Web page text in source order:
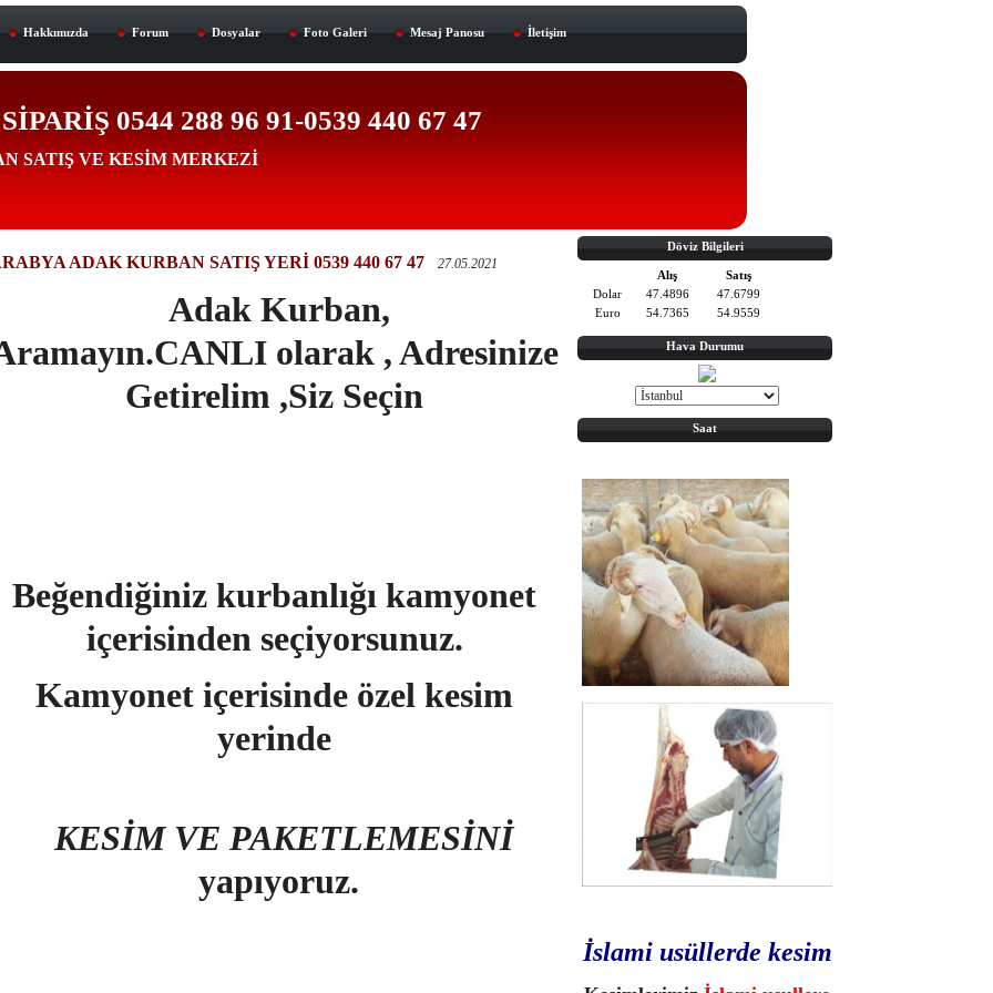
Hakkımızda Forum Dosyalar Foto Galeri Mesaj Panosu İletişim
0544 288 96 91-0539 440 67 47
SATIŞ VE KESİM MERKEZİ
ADAK KURBAN SATIŞ YERİ 0539 440 67 47 27.05.2021
Adak Kurban,
olarak , Adresinize
Getirelim ,Siz Seçin
Beğendiğiniz kurbanlığı kamyonet
içerisinden seçiyorsunuz.
Kamyonet içerisinde özel kesim
yerinde
KESİM VE PAKETLEMESİNİ
yapıyoruz.
Döviz Bilgileri
Alış
Satış
Dolar
47.4896
47.6799
Euro
54.7365 54.9559
Hava Durumu
Saat
İslami usüllerde kesim